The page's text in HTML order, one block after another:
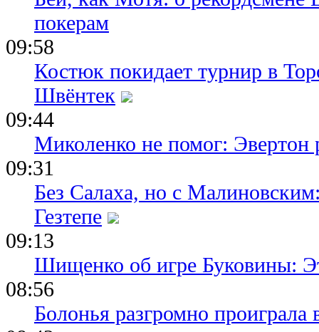
покерам
09:58
Костюк покидает турнир в
Швёнтек
09:44
Миколенко не помог: Эвертон
09:31
Без Салаха, но с
Гезтепе
09:13
Шищенко об игре Буковины:
08:56
Болонья разгромно